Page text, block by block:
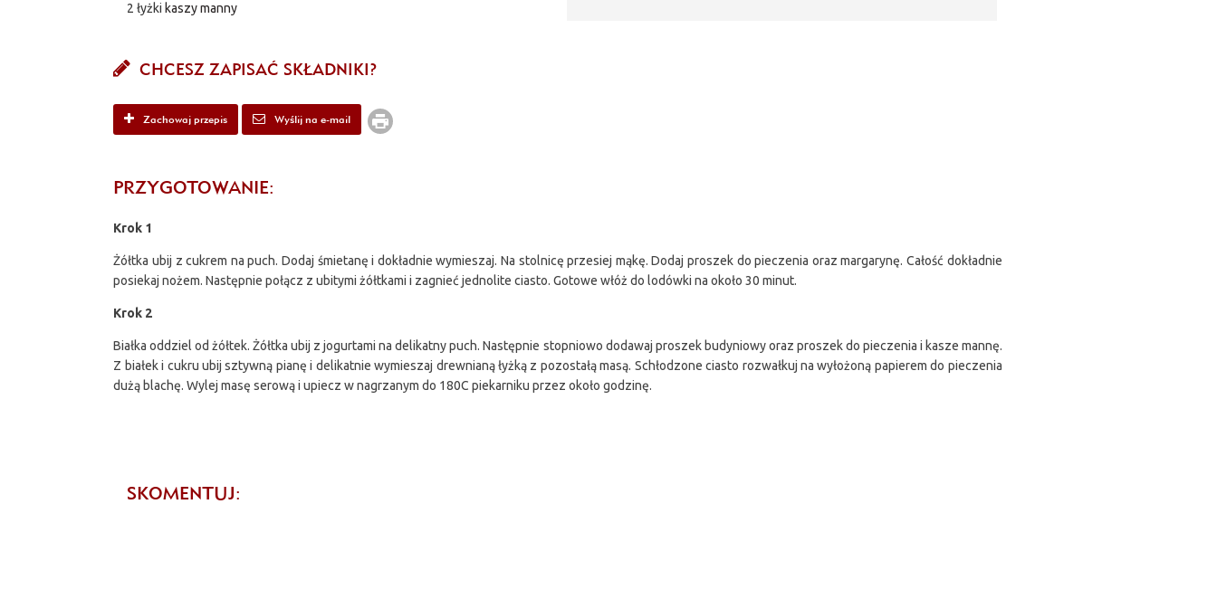
2 łyżki kaszy manny
CHCESZ ZAPISAĆ SKŁADNIKI?
Zachowaj przepis Wyślij na e-mail
PRZYGOTOWANIE:
Krok 1
Żółtka ubij z cukrem na puch. Dodaj śmietanę i dokładnie wymieszaj. Na stolnicę przesiej mąkę. Dodaj proszek do pieczenia oraz margarynę. Całość dokładnie
posiekaj nożem. Następnie połącz z ubitymi żółtkami i zagnieć jednolite ciasto. Gotowe włóż do lodówki na około 30 minut.
Krok 2
Białka oddziel od żółtek. Żółtka ubij z jogurtami na delikatny puch. Następnie stopniowo dodawaj proszek budyniowy oraz proszek do pieczenia i kasze mannę.
Z białek i cukru ubij sztywną pianę i delikatnie wymieszaj drewnianą łyżką z pozostałą masą. Schłodzone ciasto rozwałkuj na wyłożoną papierem do pieczenia
dużą blachę. Wylej masę serową i upiecz w nagrzanym do 180C piekarniku przez około godzinę.
SKOMENTUJ: